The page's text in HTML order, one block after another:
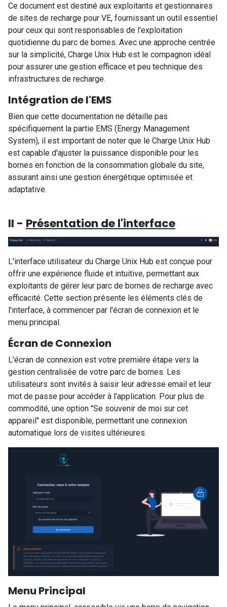
Ce document est destiné aux exploitants et gestionnaires
de sites de recharge pour VE, fournissant un outil essentiel
pour ceux qui sont responsables de l'exploitation
quotidienne du parc de bornes. Avec une approche centrée
sur la simplicité, Charge Unix Hub est le compagnon idéal
pour assurer une gestion efficace et peu technique des
infrastructures de recharge.
Intégration de l'EMS
Bien que cette documentation ne détaille pas
spécifiquement la partie EMS (Energy Management
System), il est important de noter que le Charge Unix Hub
est capable d'ajuster la puissance disponible pour les
bornes en fonction de la consommation globale du site,
assurant ainsi une gestion énergétique optimisée et
adaptative.
II - Présentation de l'interface
L'interface utilisateur du Charge Unix Hub est conçue pour
offrir une expérience fluide et intuitive, permettant aux
exploitants de gérer leur parc de bornes de recharge avec
efficacité. Cette section présente les éléments clés de
l'interface, à commencer par l'écran de connexion et le
menu principal.
Écran de Connexion
L'écran de connexion est votre première étape vers la
gestion centralisée de votre parc de bornes. Les
utilisateurs sont invités à saisir leur adresse email et leur
mot de passe pour accéder à l'application. Pour plus de
commodité, une option "Se souvenir de moi sur cet
appareil" est disponible, permettant une connexion
automatique lors de visites ultérieures.
Menu Principal